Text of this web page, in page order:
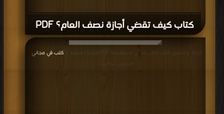
كتاب كيف تقضي أجازة نصف العام؟ PDF
قراءة و تحميل كتاب كتاب فحتى لا نفقدها PDF مجانا | مكتبة > كتب في مجاني
التحميل : مرة/مرات